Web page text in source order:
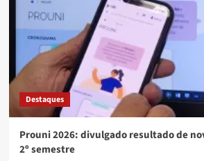
Destaques
Prouni 2026: divulgado resultado de
2º semestre